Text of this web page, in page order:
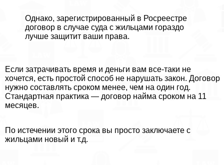
Однако, зарегистрированный в Росреестре
договор в случае суда с жильцами гораздо
лучше защитит ваши права.
Если затрачивать время и деньги вам все-таки не
хочется, есть простой способ не нарушать закон. Договор
нужно составлять сроком менее, чем на один год.
Стандартная пpaктика — договор найма сроком на 11
месяцев.
По истечении этого срока вы просто заключаете с
жильцами новый и т.д.